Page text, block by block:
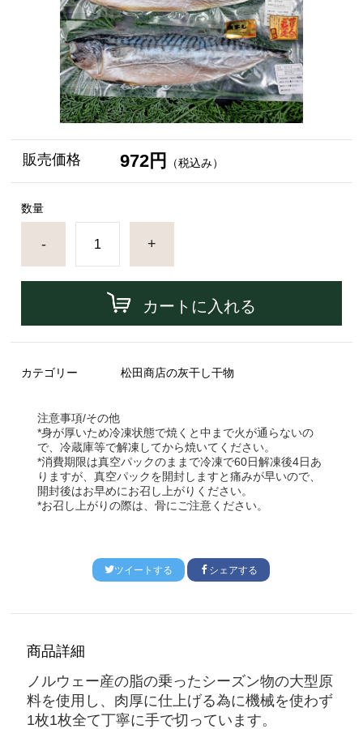
販売価格 972円 （税込み）
数量
- +
カートに入れる
カテゴリー 松田商店の灰干し干物
注意事項/その他
*身が厚いため冷凍状態で焼くと中まで火が通らないの
で、冷蔵庫等で解凍してから焼いてください。
*消費期限は真空パックのままで冷凍で60日解凍後4日あ
りますが、真空パックを開封しますと痛みが早いので、
開封後はお早めにお召し上がりください。
*お召し上がりの際は、骨にご注意ください。
ツイートする シェアする
商品詳細
ノルウェー産の脂の乗ったシーズン物の大型原
料を使用し、肉厚に仕上げる為に機械を使わず
1枚1枚全て丁寧に手で切っています。